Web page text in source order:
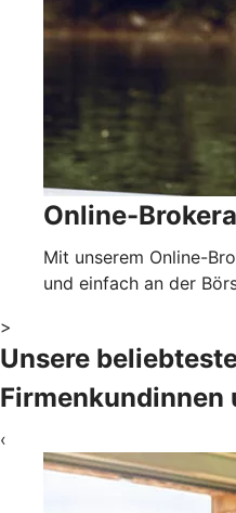
Online-
Mit unserem Online-
und einfach an der
>
Unsere
Firmenkundinnen
‹